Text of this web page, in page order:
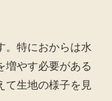
。特におからは水
増やす必要がある
て生地の様子を見